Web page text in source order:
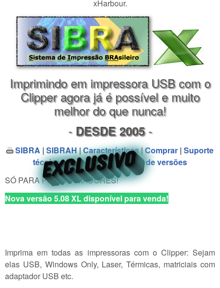
xHarbour.
EXCLUSIVO
EXCLUSIVO
EXCLUSIVO
EXCLUSIVO
EXCLUSIVO
EXCLUSIVO
EXCLUSIVO
EXCLUSIVO
EXCLUSIVO
Imprimindo em impressora USB com o
Clipper agora já é possível e muito
melhor do que nunca!
- DESDE 2005-
SIBRA | SIBRAH|Características|Comprar | Suporte
técnico|Download| Histórico de versões
SÓ PARA PROGRAMADORES!
Nova versão 5.08 XL disponível para venda!
Imprima em todas as impressoras com o Clipper: Sejam
elas USB, Windows Only, Laser, Térmicas, matriciais com
adaptador USB etc.